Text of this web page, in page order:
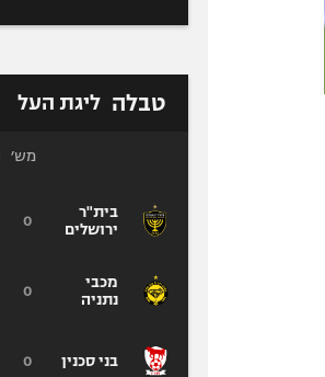
טבלה ליגת העל
בית"ר
ירושלים
מכבי
נתניה
בני סכנין
מש׳
0
0
0